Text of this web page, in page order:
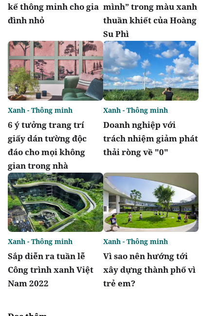
kế thông minh cho gia
đình nhỏ
mình” trong màu xanh
thuần khiết của Hoàng
Su Phì
6 ý tưởng trang trí
giấy dán tường độc
đáo cho mọi không
gian trong nhà
Xanh - Thông minh
Doanh nghiệp với
trách nhiệm giảm phát
thải ròng về "0"
Xanh - Thông minh
Sắp diễn ra tuần lễ
Công trình xanh Việt
Nam 2022
Xanh - Thông minh
Vì sao nên hướng tới
xây dựng thành phố vì
trẻ em?
Xanh - Thông minh